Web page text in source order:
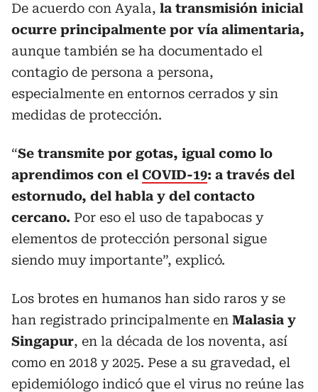
De acuerdo con Ayala, la transmisión inicial
ocurre principalmente por vía alimentaria,
aunque también se ha documentado el
contagio de persona a persona,
especialmente en entornos cerrados y sin
medidas de protección.
“Se transmite por gotas, igual como lo
aprendimos con el COVID-19: a través del
estornudo, del habla y del contacto
cercano. Por eso el uso de tapabocas y
elementos de protección personal sigue
siendo muy importante”, explicó.
Los brotes en humanos han sido raros y se
han registrado principalmente en Malasia y
Singapur, en la década de los noventa, así
como en 2018 y 2025. Pese a su gravedad, el
epidemiólogo indicó que el virus no reúne las